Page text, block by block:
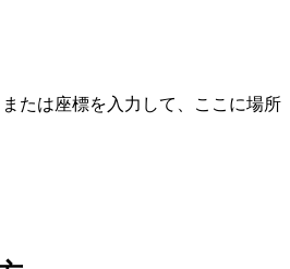
たは座標を入力して、ここに場所
USDA, USGS, AEX, GeoEye,
EGP, and the GIS User Community